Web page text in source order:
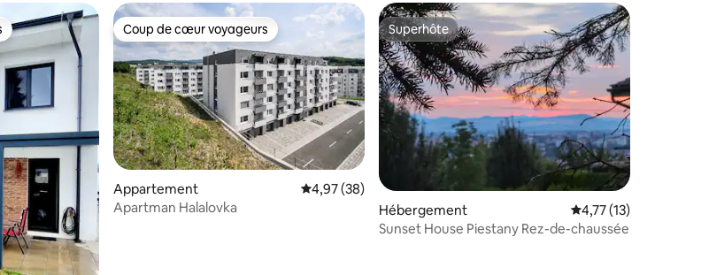
7 commentaires : 5 sur 5
Coup de cœur voyageurs
Coup de cœur voyageurs
Appartement Évaluation moyenne sur la base de 38 commentaires : 4,97 sur 5
4,97 (38)
Apartman Halalovka
Superhôte
Superhôte
Hébergement Évaluation moyenne
4,77 (13)
Sunset House Piestany Rez-de-chaussée